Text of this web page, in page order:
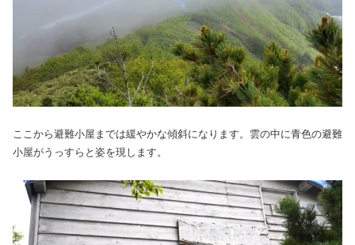
ここから避難小屋までは緩やかな傾斜になります。雲の中に青色の避難
小屋がうっすらと姿を現します。